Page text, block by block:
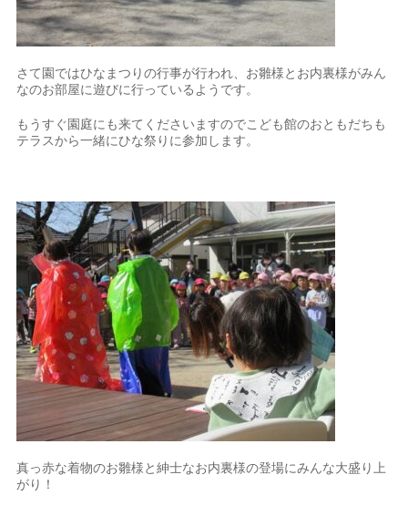
さて園ではひなまつりの行事が行われ、お雛様とお内裏様がみん
なのお部屋に遊びに行っているようです。
もうすぐ園庭にも来てくださいますのでこども館のおともだちも
テラスから一緒にひな祭りに参加します。
真っ赤な着物のお雛様と紳士なお内裏様の登場にみんな大盛り上
がり！